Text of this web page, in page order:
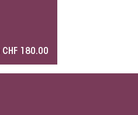
CHF 180.00